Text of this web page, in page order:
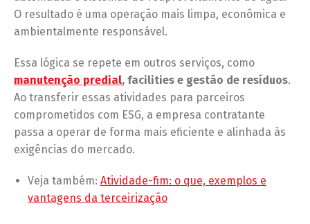
O resultado é uma operação mais limpa, econômica e
ambientalmente responsável.
Essa lógica se repete em outros serviços, como
manutenção predial, facilities e gestão de resíduos.
Ao transferir essas atividades para parceiros
comprometidos com ESG, a empresa contratante
passa a operar de forma mais eficiente e alinhada às
exigências do mercado.
Veja também: Atividade-fim: o que, exemplos e
vantagens da terceirização